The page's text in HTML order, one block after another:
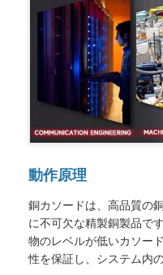
動作原理
銅カソードは、高品質の
に不可欠な精製銅製品で
物のレベルが低いカソー
性を保証し、システム内